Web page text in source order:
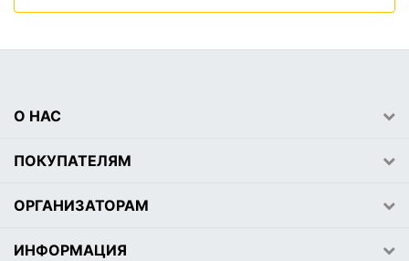
О НАС
ПОКУПАТЕЛЯМ
ОРГАНИЗАТОРАМ
ИНФОРМАЦИЯ